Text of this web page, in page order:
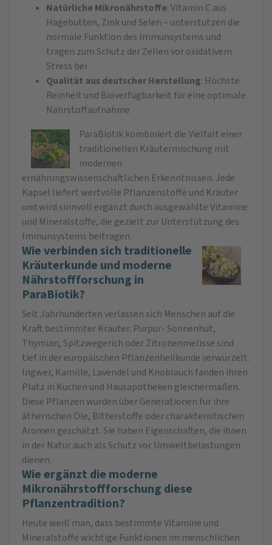
Natürliche Mikronährstoffe: Vitamin C aus
Hagebutten, Zink und Selen – unterstützen die
normale Funktion des Immunsystems und
tragen zum Schutz der Zellen vor oxidativem
Stress bei
Qualität aus deutscher Herstellung: Höchste
Reinheit und Bioverfügbarkeit für eine optimale
Nährstoffaufnahme
ParaBiotik kombiniert die Vielfalt einer
traditionellen Kräutermischung mit
modernen
ernährungswissenschaftlichen Erkenntnissen. Jede
Kapsel liefert wertvolle Pflanzenstoffe und Kräuter
und wird sinnvoll ergänzt durch ausgewählte Vitamine
und Mineralstoffe, die gezielt zur Unterstützung des
Immunsystems beitragen.
Wie verbinden sich traditionelle
Kräuterkunde und moderne
Nährstoffforschung in
ParaBiotik?
Seit Jahrhunderten verlassen sich Menschen auf die
Kraft bestimmter Kräuter. Purpur- Sonnenhut,
Thymian, Spitzwegerich oder Zitronenmelisse sind
tief in der europäischen Pflanzenheilkunde verwurzelt.
Ingwer, Kamille, Lavendel und Knoblauch fanden ihren
Platz in Küchen und Hausapotheken gleichermaßen.
Diese Pflanzen wurden über Generationen für ihre
ätherischen Öle, Bitterstoffe oder charakteristischen
Aromen geschätzt. Sie haben Eigenschaften, die ihnen
in der Natur auch als Schutz vor Umweltbelastungen
dienen.
Wie ergänzt die moderne
Mikronährstoffforschung diese
Pflanzentradition?
Heute weiß man, dass bestimmte Vitamine und
Mineralstoffe wichtige Funktionen im menschlichen